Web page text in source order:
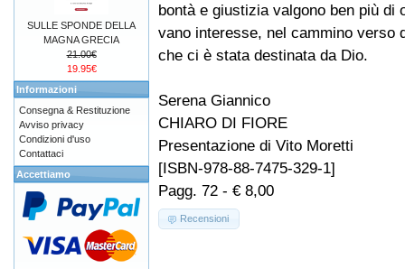
bontà e giustizia valgono ben più di
vano interesse, nel cammino verso
che ci è stata destinata da Dio.
Serena Giannico
CHIARO DI FIORE
Presentazione di Vito Moretti
[ISBN-978-88-7475-329-1]
Pagg. 72 - € 8,00
Recensioni
SULLE SPONDE DELLA
MAGNA GRECIA
21.00€
19.95€
Informazioni
Consegna & Restituzione
Avviso privacy
Condizioni d'uso
Contattaci
Accettiamo